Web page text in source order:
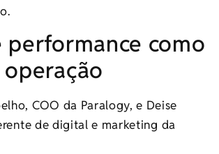
performance como